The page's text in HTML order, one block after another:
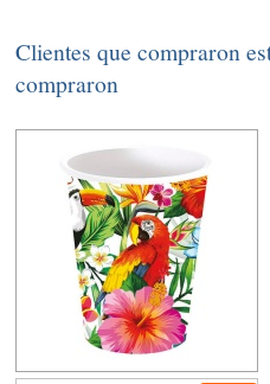
Clientes que compraron
compraron